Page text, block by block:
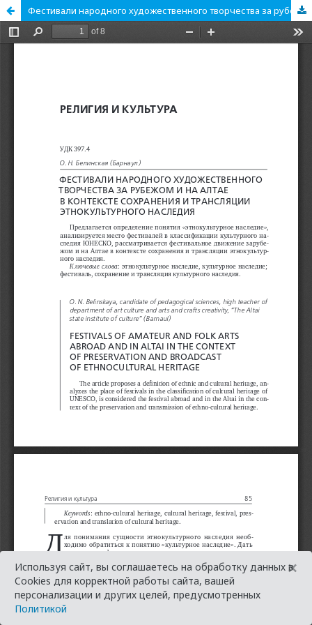
Фестивали народного художественного творчества за рубежом и на Алтае в контексте сохранения и трансляции этнокультурного наследия
Используя сайт, вы соглашаетесь на обработку данных в
Cookies для корректной работы сайта, вашей
персонализации и других целей, предусмотренных
Политикой
×